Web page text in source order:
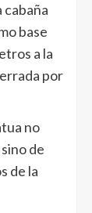
cabaña
base
a la
por
no
de
de la